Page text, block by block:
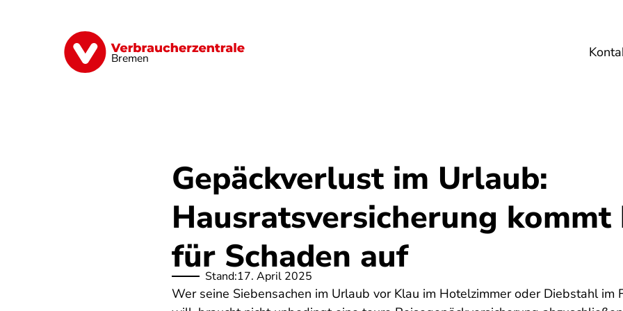
Bremen
Finanzen Digitales Lebensmittel
Gepäckverlust im Urlaub:
Hausratsversicherung kommt
für Schaden auf
Stand:17. April 2025
Wer seine Siebensachen im Urlaub vor Klau im Hotelzimmer oder Diebstahl im